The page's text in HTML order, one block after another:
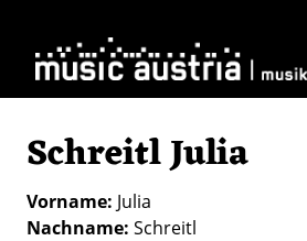
Schreitl Julia
Vorname Julia
Nachname Schreitl